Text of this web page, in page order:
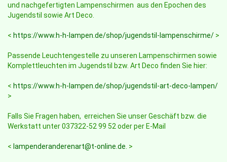
und nachgefertigten Lampenschirmen aus den Epochen des
Jugendstil sowie Art Deco.
< https://www.h-h-lampen.de/shop/jugendstil-lampenschirme/ >
Passende Leuchtengestelle zu unseren Lampenschirmen sowie
Komplettleuchten im Jugendstil bzw. Art Deco finden Sie hier:
< https://www.h-h-lampen.de/shop/jugendstil-art-deco-lampen/
>
Falls Sie Fragen haben, erreichen Sie unser Geschäft bzw. die
Werkstatt unter 037322-52 99 52 oder per E-Mail
< lampenderanderenart@t-online.de. >